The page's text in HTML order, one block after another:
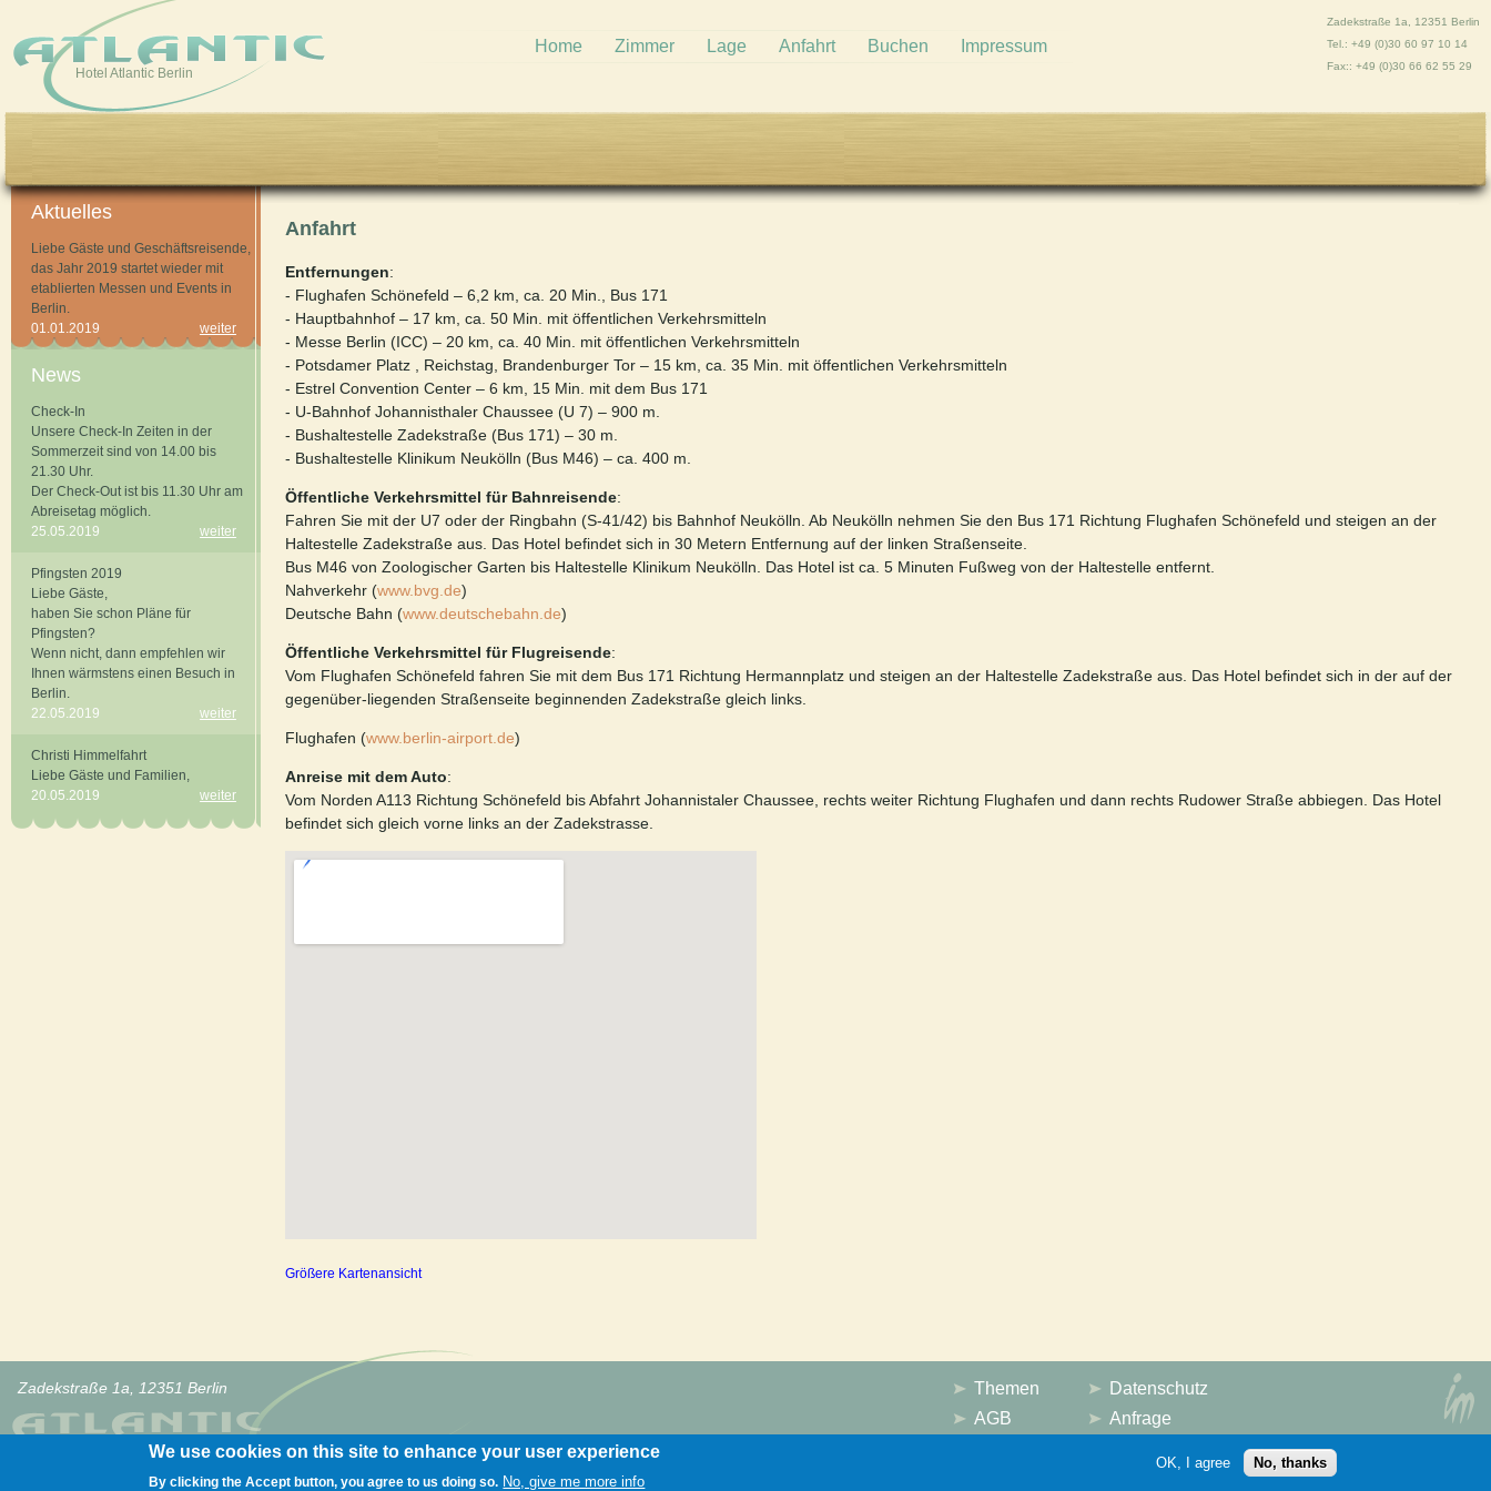
Skip to main content
Home Zimmer Lage Anfahrt Buchen Impressum
Hotel Atlantic Berlin
Zadekstraße 1a, 12351 Berlin
Tel.: +49 (0)30 60 97 10 14
Fax:: +49 (0)30 66 62 55 29
Anfahrt
Entfernungen:
- Flughafen Schönefeld – 6,2 km, ca. 20 Min., Bus 171
- Hauptbahnhof – 17 km, ca. 50 Min. mit öffentlichen Verkehrsmitteln
- Messe Berlin (ICC) – 20 km, ca. 40 Min. mit öffentlichen Verkehrsmitteln
- Potsdamer Platz , Reichstag, Brandenburger Tor – 15 km, ca. 35 Min. mit öffentlichen Verkehrsmitteln
- Estrel Convention Center – 6 km, 15 Min. mit dem Bus 171
- U-Bahnhof Johannisthaler Chaussee (U 7) – 900 m.
- Bushaltestelle Zadekstraße (Bus 171) – 30 m.
- Bushaltestelle Klinikum Neukölln (Bus M46) – ca. 400 m.
Öffentliche Verkehrsmittel für Bahnreisende:
Fahren Sie mit der U7 oder der Ringbahn (S-41/42) bis Bahnhof Neukölln. Ab Neukölln nehmen Sie den Bus 171 Richtung Flughafen Schönefeld und steigen an der
Haltestelle Zadekstraße aus. Das Hotel befindet sich in 30 Metern Entfernung auf der linken Straßenseite.
Bus M46 von Zoologischer Garten bis Haltestelle Klinikum Neukölln. Das Hotel ist ca. 5 Minuten Fußweg von der Haltestelle entfernt.
Nahverkehr (www.bvg.de)
Deutsche Bahn (www.deutschebahn.de)
Öffentliche Verkehrsmittel für Flugreisende:
Vom Flughafen Schönefeld fahren Sie mit dem Bus 171 Richtung Hermannplatz und steigen an der Haltestelle Zadekstraße aus. Das Hotel befindet sich in der auf der
gegenüber-liegenden Straßenseite beginnenden Zadekstraße gleich links.
Flughafen (www.berlin-airport.de)
Anreise mit dem Auto:
Vom Norden A113 Richtung Schönefeld bis Abfahrt Johannistaler Chaussee, rechts weiter Richtung Flughafen und dann rechts Rudower Straße abbiegen. Das Hotel
befindet sich gleich vorne links an der Zadekstrasse.
Größere Kartenansicht
Aktuelles
Liebe Gäste und Geschäftsreisende,
das Jahr 2019 startet wieder mit
etablierten Messen und Events in
Berlin.
weiter
01.01.2019
News
Check-In
Unsere Check-In Zeiten in der
Sommerzeit sind von 14.00 bis
21.30 Uhr.
Der Check-Out ist bis 11.30 Uhr am
Abreisetag möglich.
weiter
25.05.2019
Pfingsten 2019
Liebe Gäste,
haben Sie schon Pläne für
Pfingsten?
Wenn nicht, dann empfehlen wir
Ihnen wärmstens einen Besuch in
Berlin.
weiter
22.05.2019
Christi Himmelfahrt
Liebe Gäste und Familien,
weiter
20.05.2019
Zadekstraße 1a, 12351 Berlin
Themen
AGB
Datenschutz
Anfrage
We use cookies on this site to enhance your user experience
By clicking the Accept button, you agree to us doing so. No, give me more info
OK, I agree No, thanks